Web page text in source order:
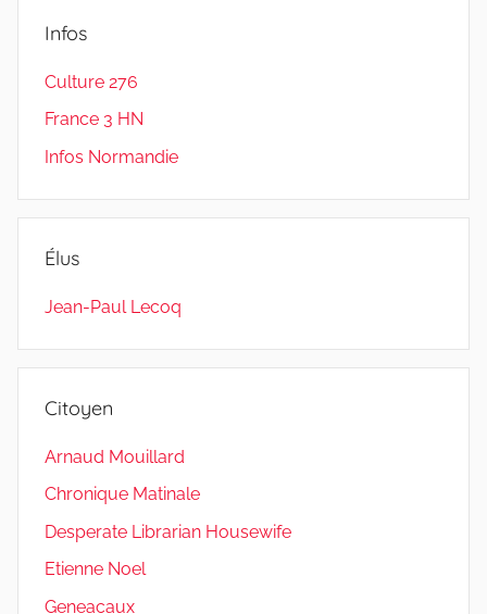
Infos
Culture 276
France 3 HN
Infos Normandie
Élus
Jean-Paul Lecoq
Citoyen
Arnaud Mouillard
Chronique Matinale
Desperate Librarian Housewife
Etienne Noel
Geneacaux